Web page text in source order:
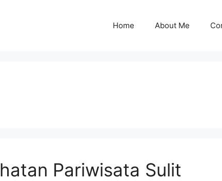
Home About Me
Pariwisata Sulit